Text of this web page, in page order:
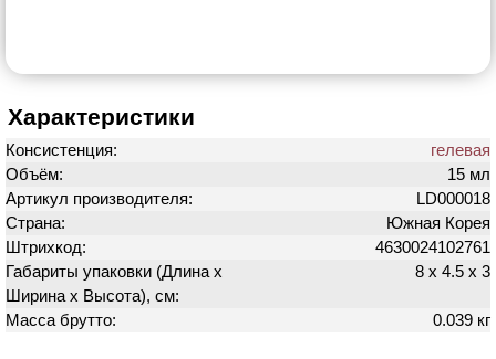
Характеристики
Консистенция:
гелевая
Объём:
15 мл
Артикул производителя:
LD000018
Страна:
Южная Корея
Штрихкод:
4630024102761
Габариты упаковки (Длина х
Ширина х Высота), см:
8 х 4.5 х 3
Масса брутто: 0.039 кг